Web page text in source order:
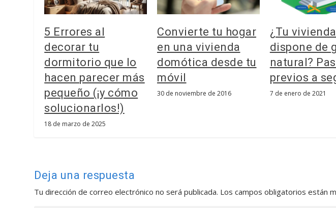
5 Errores al
decorar tu
dormitorio que lo
hacen parecer más
pequeño (¡y cómo
solucionarlos!)
18 de marzo de 2025
Convierte tu hogar
en una vivienda
domótica desde tu
móvil
30 de noviembre de 2016
¿Tu
dispone de
natural?
previos a
7 de enero de 2021
Deja una respuesta
Tu dirección de correo electrónico no será publicada. Los campos obligatorios están